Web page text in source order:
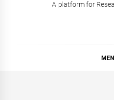
A platform for